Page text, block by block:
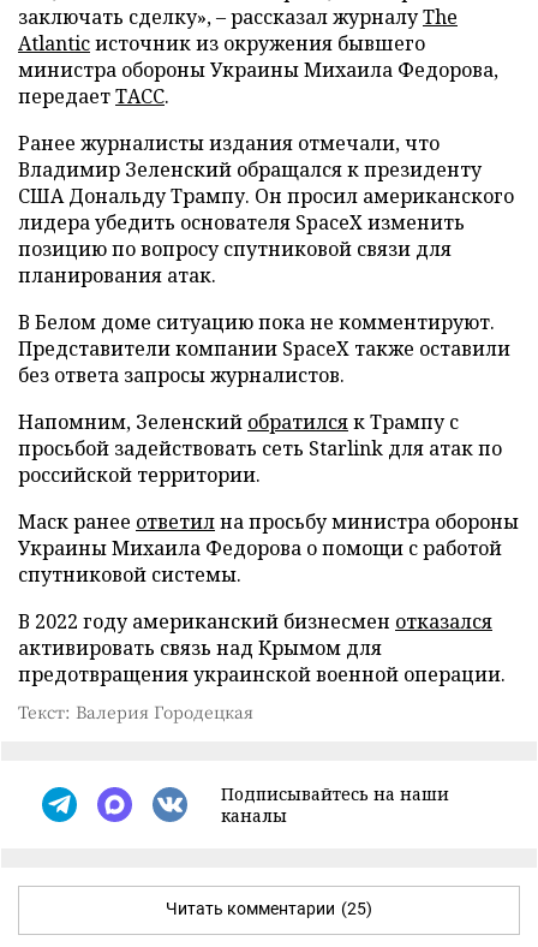
заключать сделку», – рассказал журналуThe
Atlanticисточник из окружения бывшего
министра обороны Украины Михаила Федорова,
передаетТАСС.
Ранее журналисты издания отмечали, что
Владимир Зеленский обращался к президенту
США Дональду Трампу. Он просил американского
лидера убедить основателя SpaceX изменить
позицию по вопросу спутниковой связи для
планирования атак.
В Белом доме ситуацию пока не комментируют.
Представители компании SpaceX также оставили
без ответа запросы журналистов.
Напомним, Зеленский обратилсяк Трампу с
просьбой задействовать сеть Starlink для атак по
российской территории.
Маск ранее ответилна просьбу министра обороны
Украины Михаила Федорова о помощи с работой
спутниковой системы.
В 2022 году американский бизнесмен отказался
активировать связь над Крымом для
предотвращения украинской военной операции.
Текст: Валерия Городецкая
Подписывайтесь на наши
каналы
Читать комментарии (25)